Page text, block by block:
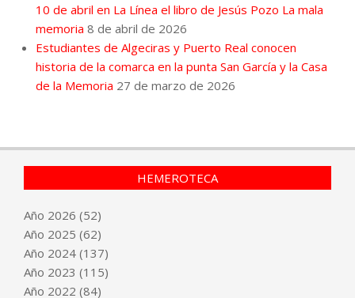
10 de abril en La Línea el libro de Jesús Pozo La mala
memoria 8 de abril de 2026
Estudiantes de Algeciras y Puerto Real conocen
historia de la comarca en la punta San García y la Casa
de la Memoria 27 de marzo de 2026
HEMEROTECA
Año 2026 (52)
Año 2025 (62)
Año 2024 (137)
Año 2023 (115)
Año 2022 (84)